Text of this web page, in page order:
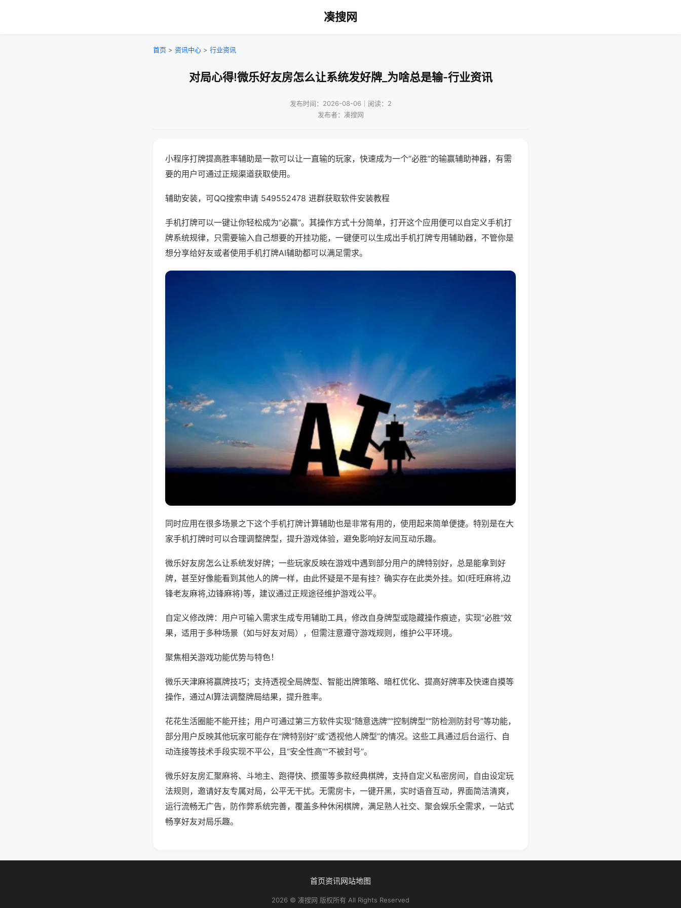
凑搜网
首页 > 资讯中心 > 行业资讯
对局心得!微乐好友房怎么让系统发好牌_为啥总是输-行业资讯
发布时间：2026-08-06｜阅读：2
发布者：凑搜网
小程序打牌提高胜率辅助是一款可以让一直输的玩家，快速成为一个“必胜”的输赢辅助神器，有需
要的用户可通过正规渠道获取使用。
辅助安装，可QQ搜索申请 549552478 进群获取软件安装教程
手机打牌可以一键让你轻松成为“必赢”。其操作方式十分简单，打开这个应用便可以自定义手机打
牌系统规律，只需要输入自己想要的开挂功能，一键便可以生成出手机打牌专用辅助器，不管你是
想分享给好友或者使用手机打牌AI辅助都可以满足需求。
同时应用在很多场景之下这个手机打牌计算辅助也是非常有用的，使用起来简单便捷。特别是在大
家手机打牌时可以合理调整牌型，提升游戏体验，避免影响好友间互动乐趣。
微乐好友房怎么让系统发好牌；一些玩家反映在游戏中遇到部分用户的牌特别好，总是能拿到好
牌，甚至好像能看到其他人的牌一样，由此怀疑是不是有挂？确实存在此类外挂。如(旺旺麻将,边
锋老友麻将,边锋麻将)等，建议通过正规途径维护游戏公平。
自定义修改牌：用户可输入需求生成专用辅助工具，修改自身牌型或隐藏操作痕迹，实现“必胜”效
果，适用于多种场景（如与好友对局），但需注意遵守游戏规则，维护公平环境。
聚焦相关游戏功能优势与特色！
微乐天津麻将赢牌技巧；支持透视全局牌型、智能出牌策略、暗杠优化、提高好牌率及快速自摸等
操作，通过AI算法调整牌局结果，提升胜率。
花花生活圈能不能开挂；用户可通过第三方软件实现“随意选牌”“控制牌型”“防检测防封号”等功能，
部分用户反映其他玩家可能存在“牌特别好”或“透视他人牌型”的情况。这些工具通过后台运行、自
动连接等技术手段实现不平公，且“安全性高”“不被封号”。
微乐好友房汇聚麻将、斗地主、跑得快、掼蛋等多款经典棋牌，支持自定义私密房间，自由设定玩
法规则，邀请好友专属对局，公平无干扰。无需房卡，一键开黑，实时语音互动，界面简洁清爽，
运行流畅无广告，防作弊系统完善，覆盖多种休闲棋牌，满足熟人社交、聚会娱乐全需求，一站式
畅享好友对局乐趣。
首页资讯网站地图
2026 © 凑搜网 版权所有 All Rights Reserved